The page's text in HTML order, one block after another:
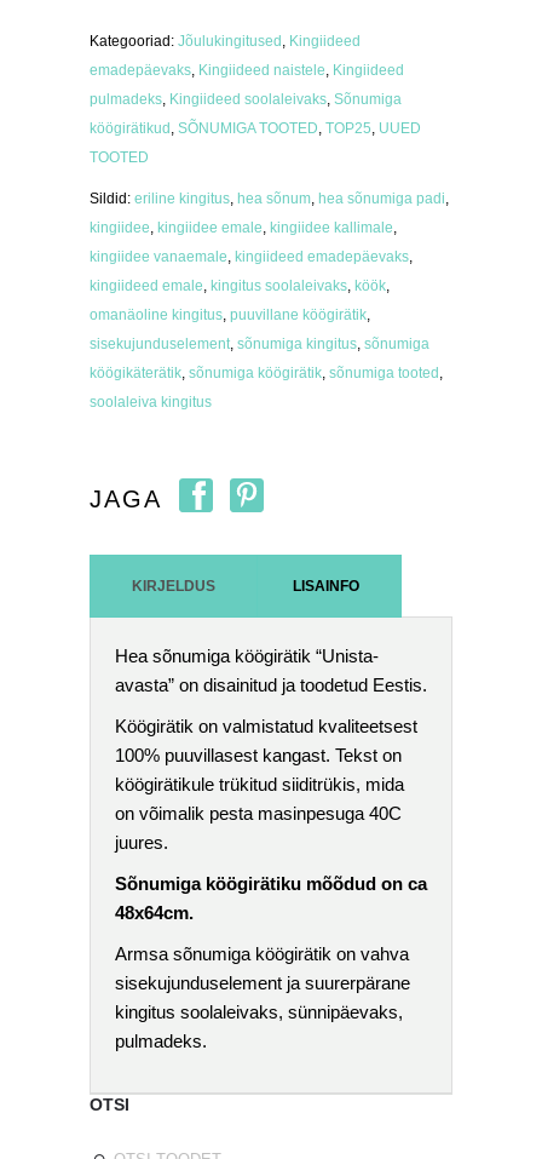
kogus
Kategooriad: Jõulukingitused, Kingiideed
emadepäevaks, Kingiideed naistele, Kingiideed
pulmadeks, Kingiideed soolaleivaks, Sõnumiga
köögirätikud, SÕNUMIGA TOOTED, TOP25, UUED
TOOTED
Sildid: eriline kingitus, hea sõnum, hea sõnumiga padi,
kingiidee, kingiidee emale, kingiidee kallimale,
kingiidee vanaemale, kingiideed emadepäevaks,
kingiideed emale, kingitus soolaleivaks, köök,
omanäoline kingitus, puuvillane köögirätik,
sisekujunduselement, sõnumiga kingitus, sõnumiga
köögikäterätik, sõnumiga köögirätik, sõnumiga tooted,
soolaleiva kingitus
JAGA
KIRJELDUS LISAINFO
Hea sõnumiga köögirätik “Unista-
avasta” on disainitud ja toodetud Eestis.
Köögirätik on valmistatud kvaliteetsest
100% puuvillasest kangast. Tekst on
köögirätikule trükitud siiditrükis, mida
on võimalik pesta masinpesuga 40C
juures.
Sõnumiga köögirätiku mõõdud on ca
48x64cm.
Armsa sõnumiga köögirätik on vahva
sisekujunduselement ja suurerpärane
kingitus soolaleivaks, sünnipäevaks,
pulmadeks.
OTSI